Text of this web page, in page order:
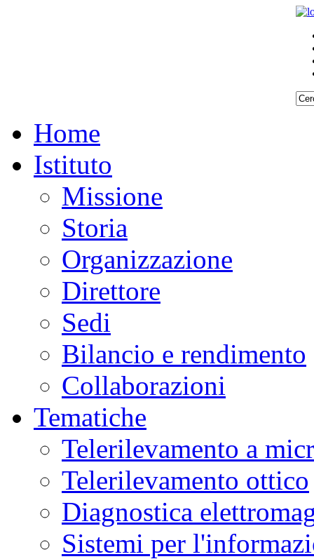
Home
Istituto
Missione
Storia
Organizzazione
Direttore
Sedi
Bilancio e rendimento
Collaborazioni
Tematiche
Telerilevamento a
Telerilevamento ottico
Diagnostica
Sistemi per